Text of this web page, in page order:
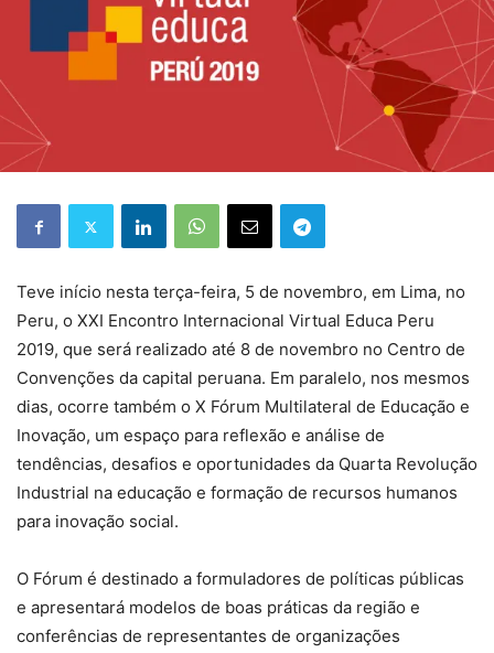
Teve início nesta terça-feira, 5 de novembro, em Lima, no
Peru, o XXI Encontro Internacional Virtual Educa Peru
2019, que será realizado até 8 de novembro no Centro de
Convenções da capital peruana. Em paralelo, nos mesmos
dias, ocorre também o X Fórum Multilateral de Educação e
Inovação, um espaço para reflexão e análise de
tendências, desafios e oportunidades da Quarta Revolução
Industrial na educação e formação de recursos humanos
para inovação social.
O Fórum é destinado a formuladores de políticas públicas
e apresentará modelos de boas práticas da região e
conferências de representantes de organizações